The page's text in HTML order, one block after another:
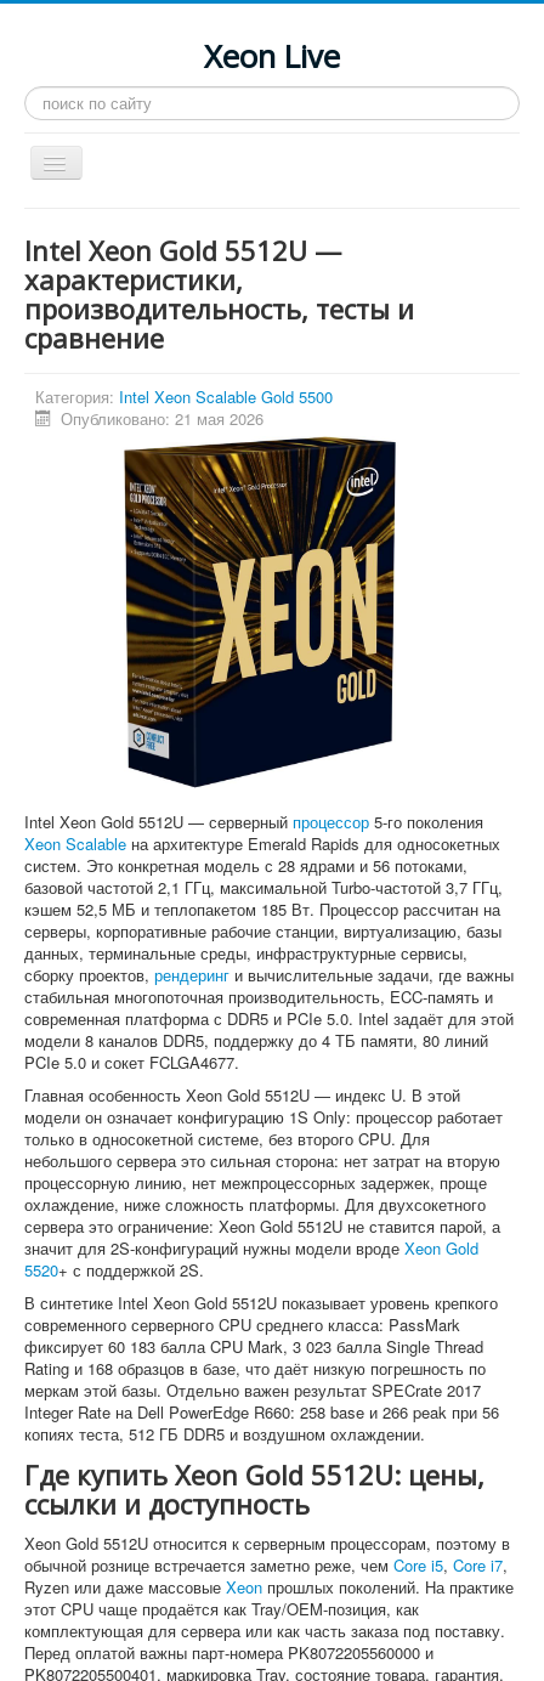
Xeon Live
Искать...
Toggle
Navigation
LGA 2011-3
LGA 2011
Процессоры
Инструкции
Рейтинги
Конференция
Системные программы
Intel Xeon Gold 5512U —
характеристики,
производительность, тесты и
сравнение
Категория: Intel Xeon Scalable Gold 5500
Опубликовано: 21 мая 2026
Intel Xeon Gold 5512U — серверный процессор 5-го поколения
Xeon Scalable на архитектуре Emerald Rapids для односокетных
систем. Это конкретная модель с 28 ядрами и 56 потоками,
базовой частотой 2,1 ГГц, максимальной Turbo-частотой 3,7 ГГц,
кэшем 52,5 МБ и теплопакетом 185 Вт. Процессор рассчитан на
серверы, корпоративные рабочие станции, виртуализацию, базы
данных, терминальные среды, инфраструктурные сервисы,
сборку проектов, рендеринг и вычислительные задачи, где важны
стабильная многопоточная производительность, ECC-память и
современная платформа с DDR5 и PCIe 5.0. Intel задаёт для этой
модели 8 каналов DDR5, поддержку до 4 ТБ памяти, 80 линий
PCIe 5.0 и сокет FCLGA4677.
Главная особенность Xeon Gold 5512U — индекс U. В этой
модели он означает конфигурацию 1S Only: процессор работает
только в односокетной системе, без второго CPU. Для
небольшого сервера это сильная сторона: нет затрат на вторую
процессорную линию, нет межпроцессорных задержек, проще
охлаждение, ниже сложность платформы. Для двухсокетного
сервера это ограничение: Xeon Gold 5512U не ставится парой, а
значит для 2S-конфигураций нужны модели вроде Xeon Gold
5520+ с поддержкой 2S.
В синтетике Intel Xeon Gold 5512U показывает уровень крепкого
современного серверного CPU среднего класса: PassMark
фиксирует 60 183 балла CPU Mark, 3 023 балла Single Thread
Rating и 168 образцов в базе, что даёт низкую погрешность по
меркам этой базы. Отдельно важен результат SPECrate 2017
Integer Rate на Dell PowerEdge R660: 258 base и 266 peak при 56
копиях теста, 512 ГБ DDR5 и воздушном охлаждении.
Где купить Xeon Gold 5512U: цены,
ссылки и доступность
Xeon Gold 5512U относится к серверным процессорам, поэтому в
обычной рознице встречается заметно реже, чем Core i5, Core i7,
Ryzen или даже массовые Xeon прошлых поколений. На практике
этот CPU чаще продаётся как Tray/OEM-позиция, как
комплектующая для сервера или как часть заказа под поставку.
Перед оплатой важны парт-номера PK8072205560000 и
PK8072205500401, маркировка Tray, состояние товара, гарантия,